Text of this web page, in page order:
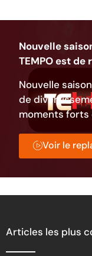
Nouvelle
TEMPO est de
Nouvelle
de
moments forts
Voir le
Articles les plus